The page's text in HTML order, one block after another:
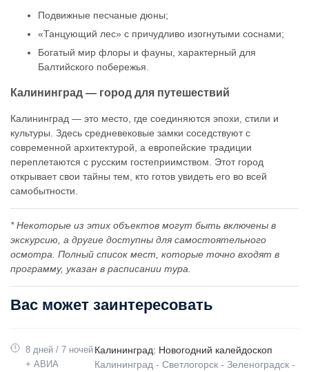
Подвижные песчаные дюны;
«Танцующий лес» с причудливо изогнутыми соснами;
Богатый мир флоры и фауны, характерный для
Балтийского побережья.
Калининград — город для путешествий
Калининград — это место, где соединяются эпохи, стили и
культуры. Здесь средневековые замки соседствуют с
современной архитектурой, а европейские традиции
переплетаются с русским гостеприимством. Этот город
открывает свои тайны тем, кто готов увидеть его во всей
самобытности.
* Некоторые из этих объектов могут быть включены в
экскурсию, а другие доступны для самостоятельного
осмотра. Полный список мест, которые точно входят в
программу, указан в расписании тура.
Вас может заинтересовать
8 дней / 7 ночей
+ АВИА
Калининград: Новогодний калейдоскоп
Калининград - Светлогорск - Зеленоградск -